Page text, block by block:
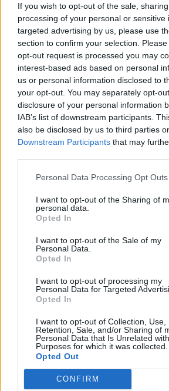
If you wish to opt-out of the sale,
processing of your personal or sensitive
targeted advertising by us, please use
section to confirm your selection.
opt-out request is processed you may
interest-based ads based on personal
us or personal information disclosed to
your opt-out. You may separately opt-
disclosure of your personal information
IAB’s list of downstream participants.
also be disclosed by us to third parties
Downstream Participants that may
Personal Data Processing Opt Outs
I want to opt-out of the Sharing of
personal data.
Opted In
I want to opt-out of the Sale of my
Personal Data.
Opted In
I want to opt-out of processing my
Personal Data for Targeted
Opted In
I want to opt-out of Collection, Use,
Retention, Sale, and/or Sharing of
Personal Data that Is Unrelated
Purposes for which it was collected.
Opted Out
CONFIRM
stata in controllo fino al loro
stati bravi a tenere botta col
visto"
Attacco? "Spero di portare
anche se ce n’è già troppa,
più possibile .Sono contento
genitori siano venuti qua, ci
parlare quando tornerò a